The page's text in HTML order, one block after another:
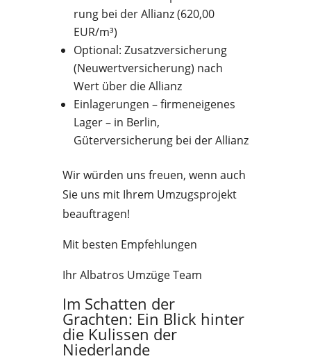
rung bei der Allianz (620,00
EUR/m³)
Optional: Zusatzversicherung
(Neuwertversicherung) nach
Wert über die Allianz
Einlagerungen – firmeneigenes
Lager – in Berlin,
Güterversicherung bei der Allianz
Wir würden uns freuen, wenn auch
Sie uns mit Ihrem Umzugsprojekt
beauftragen!
Mit besten Empfehlungen
Ihr Albatros Umzüge Team
Im Schatten der
Grachten: Ein Blick hinter
die Kulissen der
Niederlande